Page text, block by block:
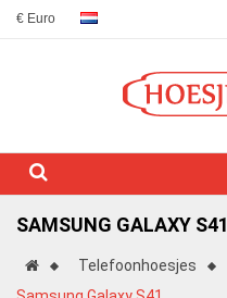
€ Euro
SAMSUNG GALAXY S41
Telefoonhoesjes